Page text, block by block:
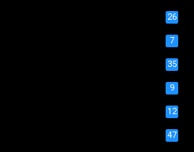
26
7
35
9
12
47